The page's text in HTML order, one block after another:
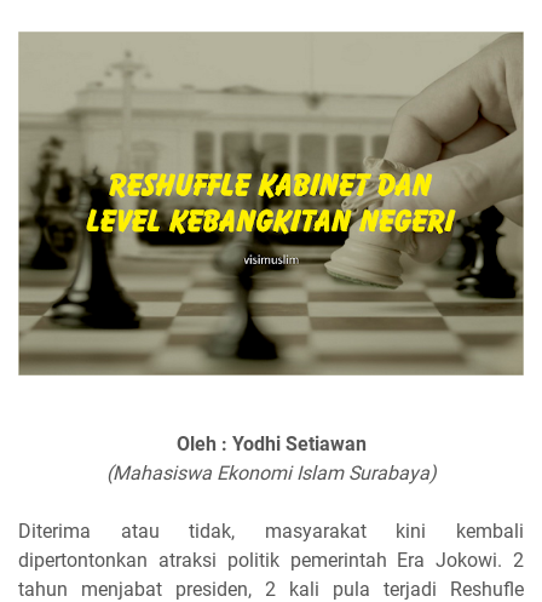
Oleh : Yodhi Setiawan
(Mahasiswa Ekonomi Islam Surabaya)
Diterima atau tidak, masyarakat kini kembali
dipertontonkan atraksi politik pemerintah Era Jokowi. 2
tahun menjabat presiden, 2 kali pula terjadi Reshufle